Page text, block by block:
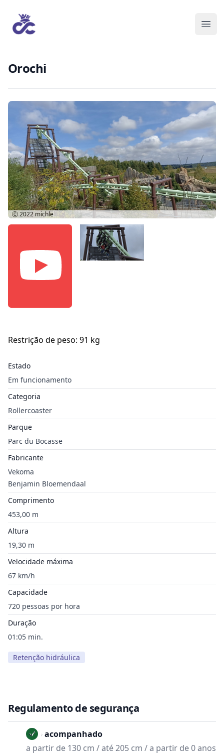
Orochi
Restrição de peso: 91 kg
Estado
Em funcionamento
Categoria
Rollercoaster
Parque
Parc du Bocasse
Fabricante
Vekoma
Benjamin Bloemendaal
Comprimento
453,00 m
Altura
19,30 m
Velocidade máxima
67 km/h
Capacidade
720 pessoas por hora
Duração
01:05 min.
Retenção hidráulica
Ⓒ 2022 michle
Regulamento de segurança
Não acompanhado
a partir de 130 cm / até 205 cm / a partir de 0 anos